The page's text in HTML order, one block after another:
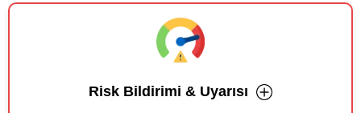
Risk Bildirimi & Uyarısı